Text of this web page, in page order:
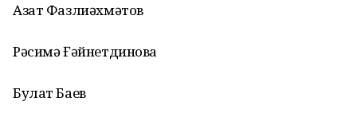
Азат Фазлиәхмәтов
Рәсимә Ғәйнетдинова
Булат Баев